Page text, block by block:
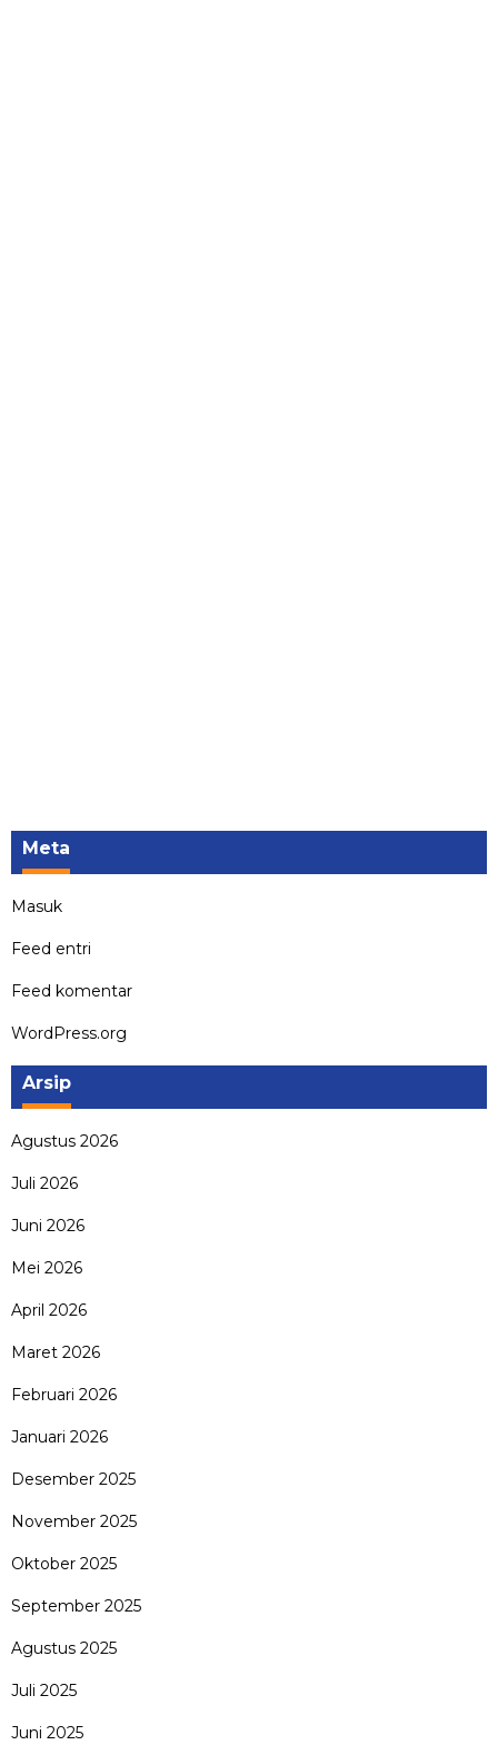
Meta
Masuk
Feed entri
Feed komentar
WordPress.org
Arsip
Agustus 2026
Juli 2026
Juni 2026
Mei 2026
April 2026
Maret 2026
Februari 2026
Januari 2026
Desember 2025
November 2025
Oktober 2025
September 2025
Agustus 2025
Juli 2025
Juni 2025